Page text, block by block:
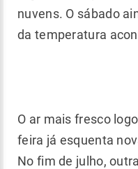
nuvens. O sábado
da temperatura
O ar mais fresco
feira já esquenta
No fim de julho,